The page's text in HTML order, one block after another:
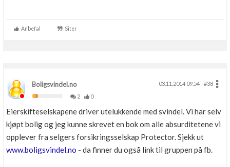
Anbefal Siter
Boligsvindel.no 03.11.2014 09.54
#38
2
0
Eierskifteselskapene driver utelukkende med svindel. Vi har selv
kjøpt bolig og jeg kunne skrevet en bok om alle absurditetene vi
opplever fra selgers forsikringsselskap Protector. Sjekk ut
www.boligsvindel.no - da finner du også link til gruppen på fb.